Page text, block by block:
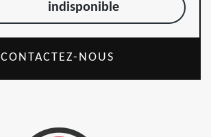
indisponible
CONTACTEZ-NOUS